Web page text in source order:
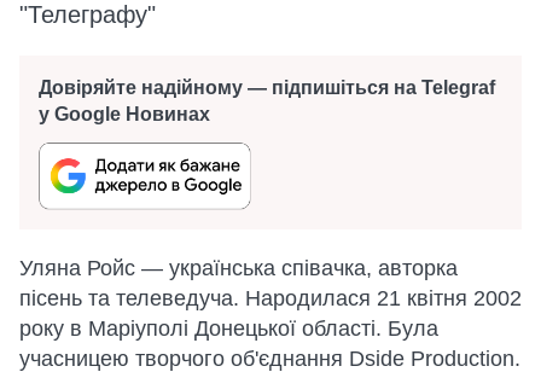
"Телеграфу"
Довіряйте надійному — підпишіться на Telegraf
у Google Новинах
Уляна Ройс — українська співачка, авторка
пісень та телеведуча. Народилася 21 квітня 2002
року в Маріуполі Донецької області. Була
учасницею творчого об'єднання Dside Production.